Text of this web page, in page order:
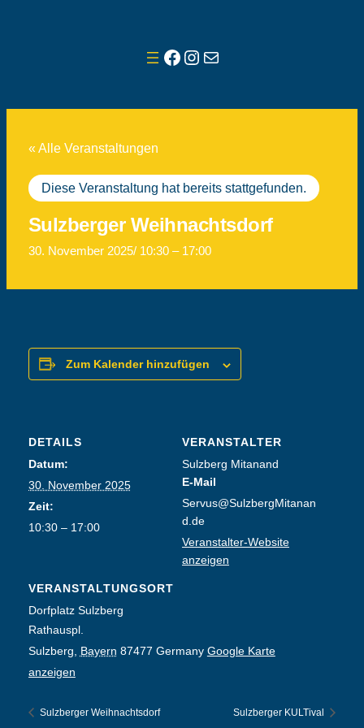
Facebook
Instagram
E-Mail
« Alle Veranstaltungen
Diese Veranstaltung hat bereits stattgefunden.
Sulzberger Weihnachtsdorf
30. November 2025/ 10:30– 17:00
Zum Kalender hinzufügen
DETAILS
Datum:
30. November 2025
Zeit:
10:30 – 17:00
VERANSTALTUNGSORT
Dorfplatz Sulzberg
Rathauspl.
Sulzberg
Bayern 87477 Germany Google Karte
anzeigen
VERANSTALTER
Sulzberg Mitanand
E-Mail
Servus@SulzbergMitanan
d.de
Veranstalter-Website
anzeigen
Sulzberger Weihnachtsdorf Sulzberger KULTival